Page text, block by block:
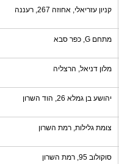
קניון עזריאלי, אחוזה 267, רעננה
מתחם G, כפר סבא
מלון דניאל, הרצליה
יהושע בן גמלא 26, הוד השרון
צומת גלילות, רמת השרון
סוקולוב 95, רמת השרון